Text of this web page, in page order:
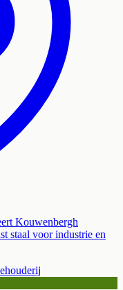
Kouwenbergh
staal voor industrie en